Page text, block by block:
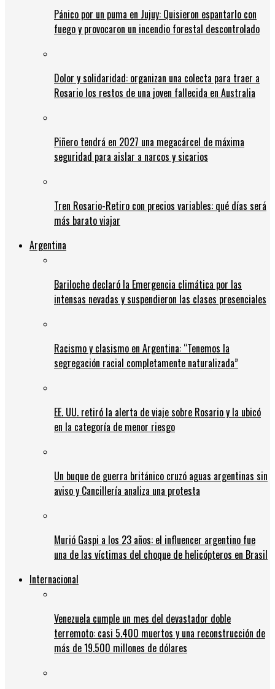
Pánico por un puma en Jujuy: Quisieron espantarlo con
fuego y provocaron un incendio forestal descontrolado
Dolor y solidaridad: organizan una colecta para traer a
Rosario los restos de una joven fallecida en Australia
Piñero tendrá en 2027 una megacárcel de máxima
seguridad para aislar a narcos y sicarios
Tren Rosario-Retiro con precios variables: qué días será
más barato viajar
Argentina
Bariloche declaró la Emergencia climática por las
intensas nevadas y suspendieron las clases presenciales
Racismo y clasismo en Argentina: “Tenemos la
segregación racial completamente naturalizada”
EE. UU. retiró la alerta de viaje sobre Rosario y la ubicó
en la categoría de menor riesgo
Un buque de guerra británico cruzó aguas argentinas sin
aviso y Cancillería analiza una protesta
Murió Gaspi a los 23 años: el influencer argentino fue
una de las víctimas del choque de helicópteros en Brasil
Internacional
Venezuela cumple un mes del devastador doble
terremoto: casi 5.400 muertos y una reconstrucción de
más de 19.500 millones de dólares